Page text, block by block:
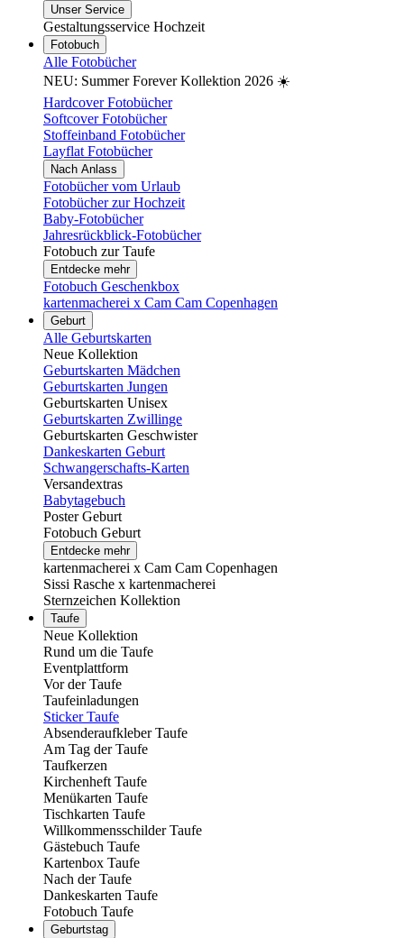
Unser Service
Gestaltungsservice Hochzeit
Fotobuch
Alle Fotobücher
NEU: Summer Forever Kollektion 2026 ☀️
Hardcover Fotobücher
Softcover Fotobücher
Stoffeinband Fotobücher
Layflat Fotobücher
Nach Anlass
Fotobücher vom Urlaub
Fotobücher zur Hochzeit
Baby-Fotobücher
Jahresrückblick-Fotobücher
Fotobuch zur Taufe
Entdecke mehr
Fotobuch Geschenkbox
kartenmacherei x Cam Cam Copenhagen
Geburt
Alle Geburtskarten
Neue Kollektion
Geburtskarten Mädchen
Geburtskarten Jungen
Geburtskarten Unisex
Geburtskarten Zwillinge
Geburtskarten Geschwister
Dankeskarten Geburt
Schwangerschafts-Karten
Versandextras
Babytagebuch
Poster Geburt
Fotobuch Geburt
Entdecke mehr
kartenmacherei x Cam Cam Copenhagen
Sissi Rasche x kartenmacherei
Sternzeichen Kollektion
Taufe
Neue Kollektion
Rund um die Taufe
Eventplattform
Vor der Taufe
Taufeinladungen
Sticker Taufe
Absenderaufkleber Taufe
Am Tag der Taufe
Taufkerzen
Kirchenheft Taufe
Menükarten Taufe
Tischkarten Taufe
Willkommensschilder Taufe
Gästebuch Taufe
Kartenbox Taufe
Nach der Taufe
Dankeskarten Taufe
Fotobuch Taufe
Geburtstag